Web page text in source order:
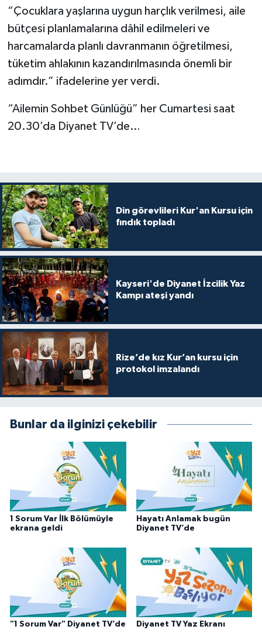
“Çocuklara yaşlarına uygun harçlık verilmesi, aile
bütçesi planlamalarına dâhil edilmeleri ve
harcamalarda planlı davranmanın öğretilmesi,
tüketim ahlakının kazandırılmasında önemli bir
adımdır.” ifadelerine yer verdi.
“Ailemin Sohbet Günlüğü” her Cumartesi saat
20.30’da Diyanet TV’de…
Din görevlileri Kur'an Kursu için
fındık topladı
Kayseri'de Diyanet İzcilik Yaz
Kampı ateşi yandı
Rize’de kız Kur’an kursu için
protokol imzalandı
Bunlar da ilginizi çekebilir
1 Sorum Var İlk Bölümüyle
ekrana geldi
Hayatı Anlamak bugün
Diyanet TV’de
"1 Sorum Var" Diyanet TV’de Diyanet TV Yaz Ekranı
Erzurum Müftülüğü
Eskişehir Müftülüğü
Gaziantep Müftülüğü
Gümüşhane Müftülüğü
Hatay Müftülüğü
Iğdır Müftülüğü
Isparta Müftülüğü
İstanbul Müftülüğü
İzmir Müftülüğü
Kahramanmaraş Müftülüğü
Karabük Müftülüğü
Karaman Müftülüğü
Kars Müftülüğü
Kastamonu Müftülüğü
Kayseri Müftülüğü
Kilis Müftülüğü
Kırklareli Müftülüğü
Kırşehir Müftülüğü